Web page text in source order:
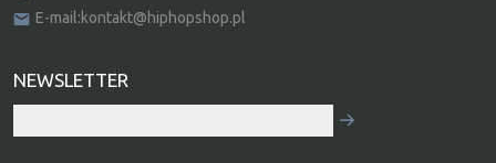
E-mail:kontakt@hiphopshop.pl
NEWSLETTER